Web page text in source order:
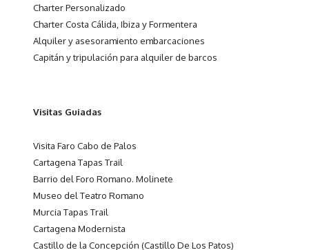
Charter Personalizado
Charter Costa Cálida, Ibiza y Formentera
Alquiler y asesoramiento embarcaciones
Capitán y tripulación para alquiler de barcos
Visitas Guiadas
Visita Faro Cabo de Palos
Cartagena Tapas Trail
Barrio del Foro Romano. Molinete
Museo del Teatro Romano
Murcia Tapas Trail
Cartagena Modernista
Castillo de la Concepción (Castillo De Los Patos)